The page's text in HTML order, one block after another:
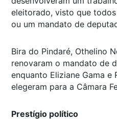
eleitorado, visto que
ou um mandato de
Bira do Pindaré, Othelino
renovaram o mandato de
enquanto Eliziane Gama e
elegeram para a Câmara
Prestígio político